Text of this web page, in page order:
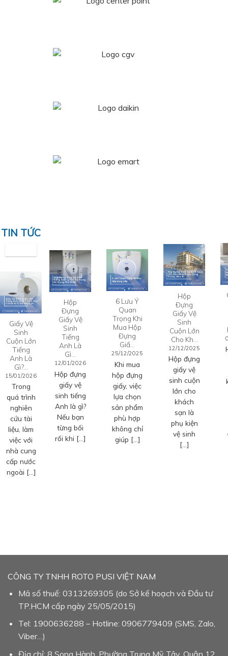
TIN TỨC
Giấy Vệ
Sinh
Cuộn Lớn
Tiếng
Anh Là
Gì?…
15/01/2026
Trong
quá trình
nghiên
cứu tài
liệu, làm
việc với
nhà cung
cấp nước
ngoài […]
Hộp
Đựng
Giấy Vệ
Sinh
Tiếng
Anh Là
Gì…
12/01/2026
Hộp đựng
giấy vệ
sinh tiếng
Anh là gì?
Nếu bạn
từng bối
rối khi […]
6 Lưu Ý
Quan
Trọng Khi
Mua Hộp
Đựng
Giấ…
25/12/2025
Khi mua
hộp đựng
giấy, việc
lựa chọn
sản phẩm
phù hợp
không chỉ
giúp […]
Hộp
Đựng
Giấy Vệ
Sinh
Cuộn Lớn
Cho Kh…
12/12/2025
Hộp đựng
giấy vệ
sinh cuộn
lớn cho
khách
sạn là
phụ kiện
vệ sinh
[…]
CÔNG TY TNHH ROTO PUSI VIỆT NAM
Mã số thuế: 0313269305 (do Sở kế hoạch và Đầu tư
TP.HCM cấp ngày 25/05/2015)
Tel: 1900636288 – Hotline: 0906779409 (SMS, Zalo,
Viber…)
Địa chỉ: 8 Song Hành, Phường Trung Mỹ Tây, Quận 12,